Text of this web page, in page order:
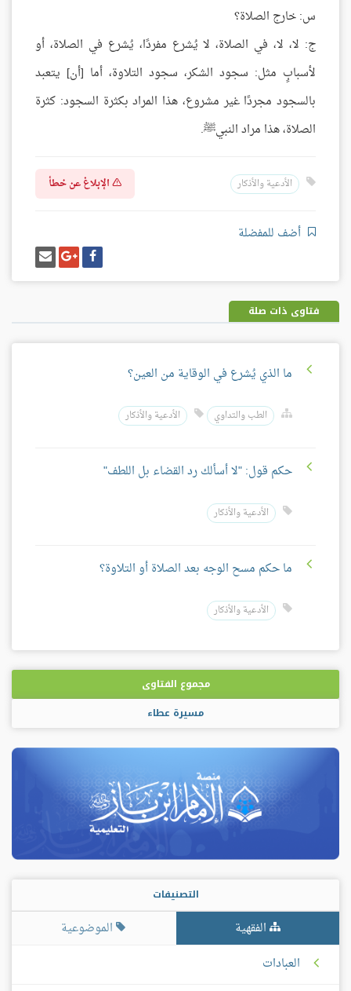
س: خارج الصلاة؟
ج: لا، لا، في الصلاة، لا يُشرع مفردًا، يُشرع في الصلاة، أو
لأسبابٍ مثل: سجود الشكر، سجود التلاوة، أما [أن] يتعبد
بالسجود مجردًا غير مشروع، هذا المراد بكثرة السجود: كثرة
الصلاة، هذا مراد النبيﷺ.
الأدعية والأذكار الإبلاغ عن خطأ
أضف للمفضلة
شارك
على
فيسبوك
شارك
على
غوغل
بلس
إرسل
إيميل
فتاوى ذات صلة
ما الذي يُشرع في الوقاية من العين؟
الطب والتداوي الأدعية والأذكار
حكم قول: "لا أسألك رد القضاء بل اللطف"
الأدعية والأذكار
ما حكم مسح الوجه بعد الصلاة أو التلاوة؟
الأدعية والأذكار
مجموع الفتاوى
مسيرة عطاء
التصنيفات
الفقهية
الموضوعية
العبادات